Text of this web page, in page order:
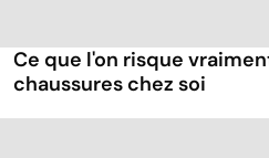
Ce que l'on risque
chaussures chez soi